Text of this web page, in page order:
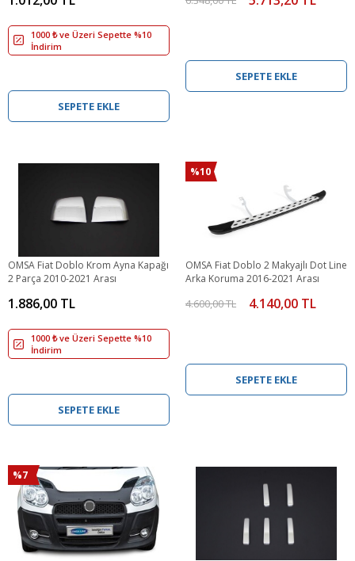
1000 ₺ ve Üzeri Sepette %10
İndirim
SEPETE EKLE
SEPETE EKLE
OMSA Fiat Doblo Krom Ayna Kapağı
2 Parça 2010-2021 Arası
1.886,00 TL
1000 ₺ ve Üzeri Sepette %10
İndirim
SEPETE EKLE
%10
OMSA Fiat Doblo 2 Makyajlı Dot Line
Arka Koruma 2016-2021 Arası
4.600,00 TL 4.140,00 TL
SEPETE EKLE
%7